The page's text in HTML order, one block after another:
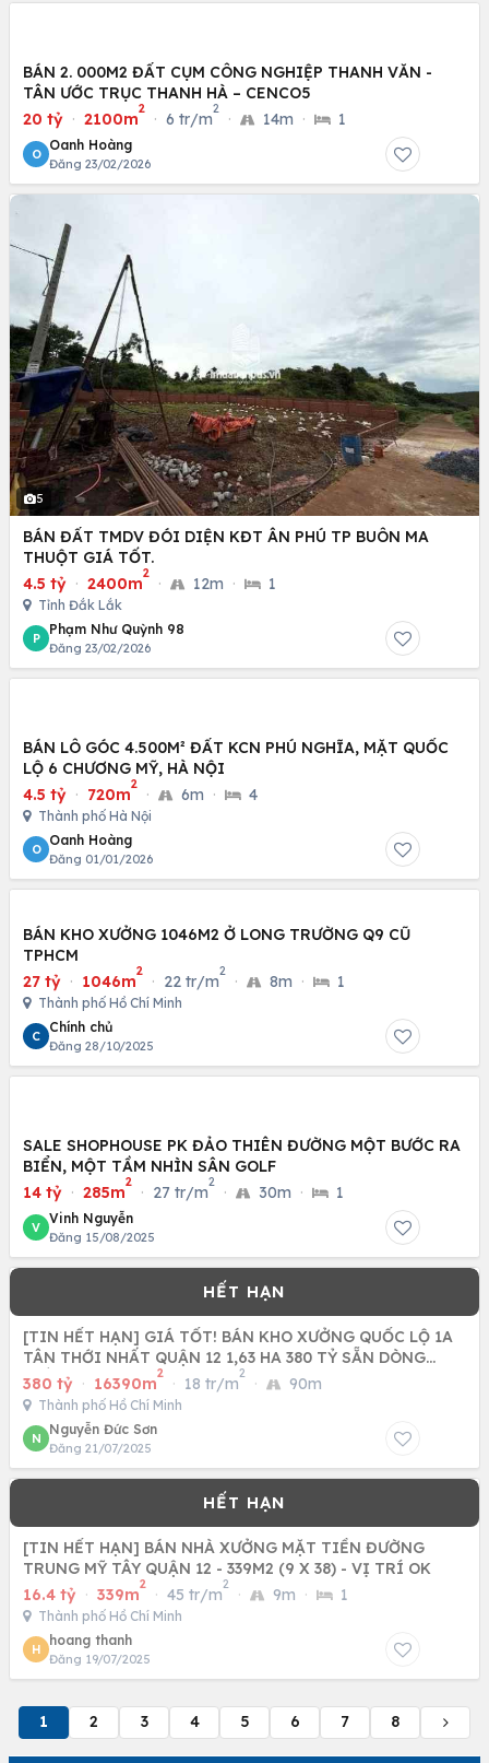
BÁN 2. 000M2 ĐẤT CỤM CÔNG NGHIỆP THANH VĂN -
TÂN ƯỚC TRỤC THANH HÀ – CENCO5
20 tỷ · 2100m
2
· 6 tr/m
2
· 14m · 1
O
Oanh Hoàng
Đăng 23/02/2026
5
BÁN ĐẤT TMDV ĐÓI DIỆN KĐT ÂN PHÚ TP BUÔN MA
THUỘT GIÁ TỐT.
4.5 tỷ · 2400m
2
· 12m · 1
Tỉnh Đắk Lắk
P
Phạm Như Quỳnh 98
Đăng 23/02/2026
BÁN LÔ GÓC 4.500M² ĐẤT KCN PHÚ NGHĨA, MẶT QUỐC
LỘ 6 CHƯƠNG MỸ, HÀ NỘI
4.5 tỷ · 720m
2
· 6m · 4
Thành phố Hà Nội
O
Oanh Hoàng
Đăng 01/01/2026
BÁN KHO XƯỞNG 1046M2 Ở LONG TRƯỜNG Q9 CŨ
TPHCM
27 tỷ · 1046m
2
· 22 tr/m
2
· 8m · 1
Thành phố Hồ Chí Minh
C
Chính chủ
Đăng 28/10/2025
SALE SHOPHOUSE PK ĐẢO THIÊN ĐƯỜNG MỘT BƯỚC RA
BIỂN, MỘT TẦM NHÌN SÂN GOLF
14 tỷ · 285m
2
· 27 tr/m
2
· 30m · 1
V
Vinh Nguyễn
Đăng 15/08/2025
[TIN HẾT HẠN] GIÁ TỐT! BÁN KHO XƯỞNG QUỐC LỘ 1A
TÂN THỚI NHẤT QUẬN 12 1,63 HA 380 TỶ SẴN DÒNG
TIỀN 24 TỶ NĂM
380 tỷ · 16390m
2
· 18 tr/m
2
· 90m
Thành phố Hồ Chí Minh
N
Nguyễn Đức Sơn
Đăng 21/07/2025
[TIN HẾT HẠN] BÁN NHÀ XƯỞNG MẶT TIỀN ĐƯỜNG
TRUNG MỸ TÂY QUẬN 12 - 339M2 (9 X 38) - VỊ TRÍ OK
16.4 tỷ · 339m
2
· 45 tr/m
2
· 9m · 1
Thành phố Hồ Chí Minh
H
hoang thanh
Đăng 19/07/2025
1 2 3 4 5 6 7 8